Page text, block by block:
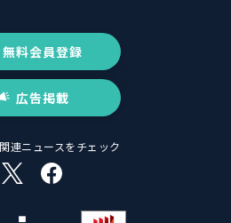
無料会員登録
広告掲載
連ニュースをチェック